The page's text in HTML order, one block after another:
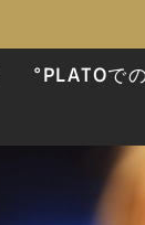
°PLATOで